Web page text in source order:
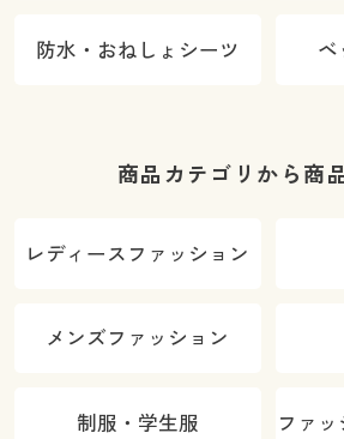
防水・おねしょシーツ ベ
商品カテゴリから商
レディースファッション
メンズファッション
制服・学生服 ファ